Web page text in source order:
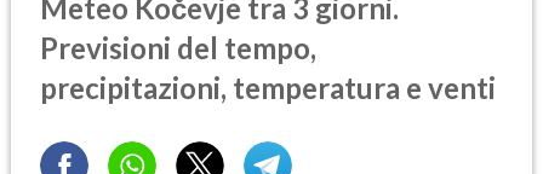
Meteo Kočevje tra 3 giorni.
Previsioni del tempo,
precipitazioni, temperatura e venti